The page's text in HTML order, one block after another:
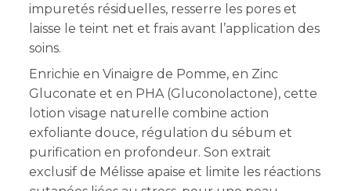
impuretés résiduelles, resserre les pores et
laisse le teint net et frais avant l’application des
soins.
Enrichie en Vinaigre de Pomme, en Zinc
Gluconate et en PHA (Gluconolactone), cette
lotion visage naturelle combine action
exfoliante douce, régulation du sébum et
purification en profondeur. Son extrait
exclusif de Mélisse apaise et limite les réactions